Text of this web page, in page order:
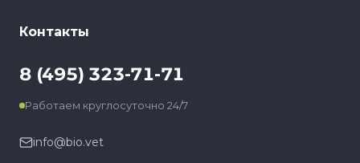
Контакты
8 (495) 323-71-71
Работаем круглосуточно 24/7
info@bio.vet